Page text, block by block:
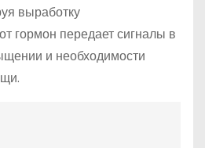
выработку
гормон передает сигналы в
и необходимости